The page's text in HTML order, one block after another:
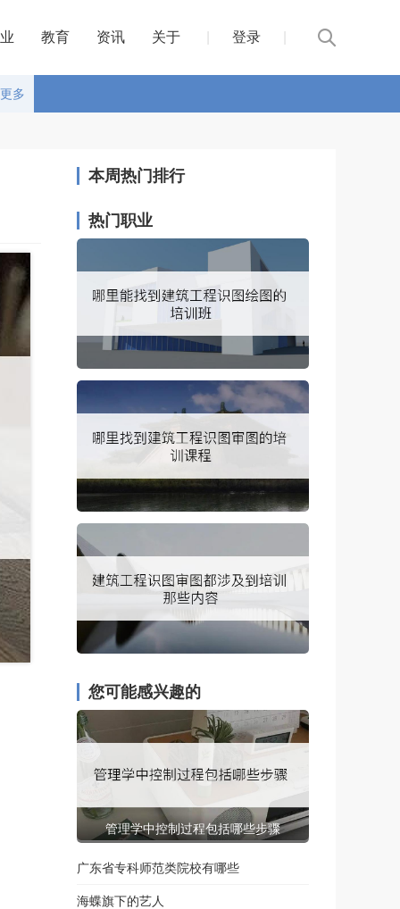
教育 资讯 关于 登录
更多
本周热门排行
热门职业
您可能感兴趣的
管理学中控制过程包括哪些步骤
广东省专科师范类院校有哪些
海蝶旗下的艺人